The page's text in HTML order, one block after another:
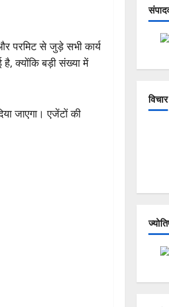
परमिट से जुड़े सभी कार्य
क्योंकि बड़ी संख्या में
जाएगा। एजेंटों की
विचार